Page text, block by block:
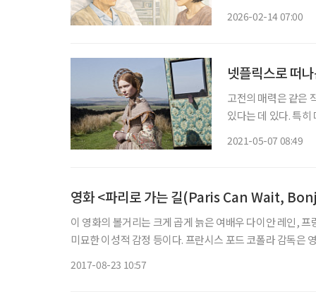
2026-02-14 07:00
넷플릭스로 떠
고전의 매력은 같은
있다는 데 있다. 특
2021-05-07 08:49
영화 <파리로 가는 길(Paris Can Wait,
이 영화의 볼거리는 크게 곱게 늙은 여배우 다이안 레인,
미묘한 이성적 감정 등이다. 프란시스 포드 코폴라 감독은
2017-08-23 10:57